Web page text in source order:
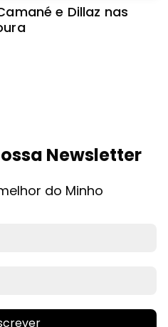
e Dillaz nas
Newsletter
do Minho